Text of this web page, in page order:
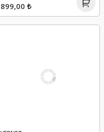
899,00 ₺